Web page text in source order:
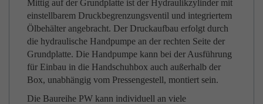
Mittig auf der Grundplatte ist der Hydraulikzylinder mit
einstellbarem Druckbegrenzungsventil und integriertem
Ölbehälter angebracht. Der Druckaufbau erfolgt durch
die hydraulische Handpumpe an der rechten Seite der
Grundplatte. Die Handpumpe kann bei der Ausführung
für Einbau in die Handschuhbox auch außerhalb der
Box, unabhängig vom Pressengestell, montiert sein.
Die Baureihe PW kann individuell an viele